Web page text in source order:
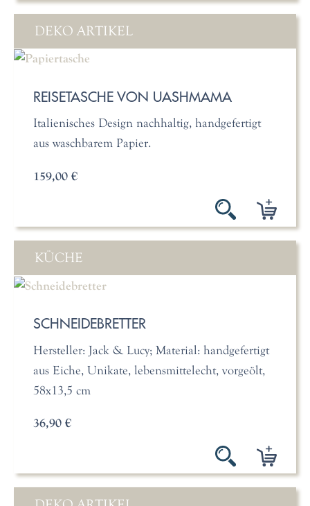
DEKO ARTIKEL
REISETASCHE VON UASHMAMA
Italienisches Design nachhaltig, handgefertigt
aus waschbarem Papier.
159,00 €
KÜCHE
SCHNEIDEBRETTER
Hersteller: Jack & Lucy; Material: handgefertigt
aus Eiche, Unikate, lebensmittelecht, vorgeölt,
58x13,5 cm
36,90 €